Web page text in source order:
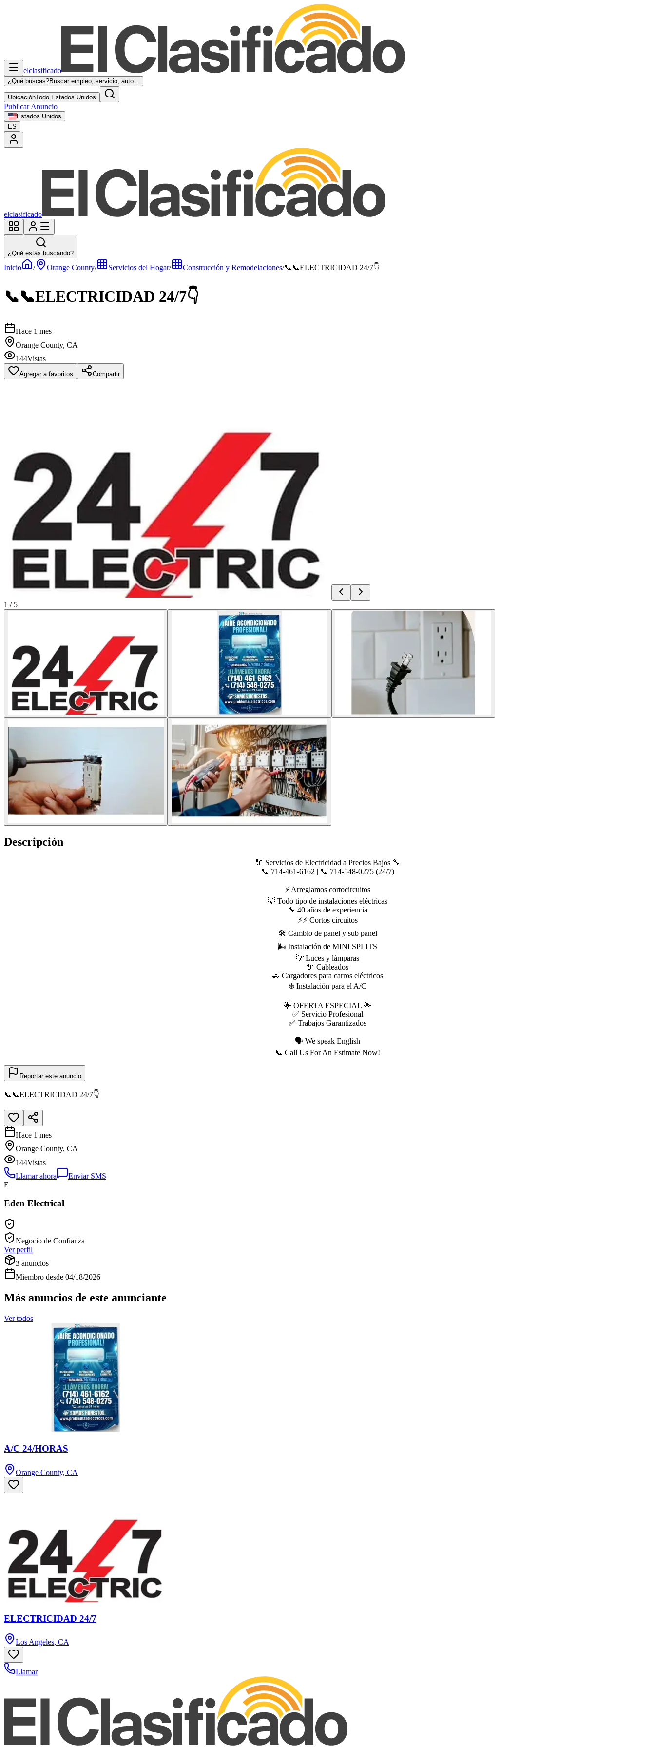
elclasificado
¿Qué buscas?Buscar empleo, servicio, auto...
UbicaciónTodo Estados Unidos
Publicar Anuncio
Estados Unidos
ES
elclasificado
¿Qué estás buscando?
Inicio / Orange County/ Servicios del Hogar/ Construcción y Remodelaciones/📞📞ELECTRICIDAD 24/7👇
📞📞ELECTRICIDAD 24/7👇
Hace 1 mes
Orange County, CA
144Vistas
Agregar a favoritos Compartir
1 / 5
Descripción
🔌 Servicios de Electricidad a Precios Bajos 🔧
📞 714-461-6162 | 📞 714-548-0275 (24/7)
⚡ Arreglamos cortocircuitos
💡 Todo tipo de instalaciones eléctricas
🔧 40 años de experiencia
⚡⚡ Cortos circuitos
🛠️ Cambio de panel y sub panel
🌬️ Instalación de MINI SPLITS
💡 Luces y lámparas
🔌 Cableados
🚗 Cargadores para carros eléctricos
❄️ Instalación para el A/C
🌟 OFERTA ESPECIAL 🌟
✅ Servicio Profesional
✅ Trabajos Garantizados
🗣️ We speak English
📞 Call Us For An Estimate Now!
Reportar este anuncio
📞📞ELECTRICIDAD 24/7👇
Hace 1 mes
Orange County, CA
144Vistas
Llamar ahora
Enviar SMS
E
Eden Electrical
Negocio de Confianza
Ver perfil
3 anuncios
Miembro desde 04/18/2026
Más anuncios de este anunciante
Ver todos
A/C 24/HORAS
Orange County, CA
ELECTRICIDAD 24/7
Los Angeles, CA
Llamar